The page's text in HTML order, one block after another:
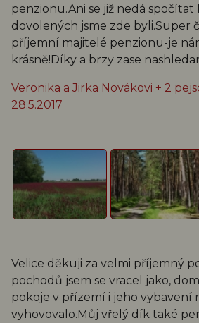
penzionu.Ani se již nedá
dovolených jsme zde byli.Super
příjemní majitelé penzionu-je
krásně!Díky a brzy zase
Veronika a Jirka Novákovi + 2
28.5.2017
Velice děkuji za velmi příjemný
pochodů jsem se vracel jako,
pokoje v přízemí i jeho vybavení
vyhovovalo.Můj vřelý dík také